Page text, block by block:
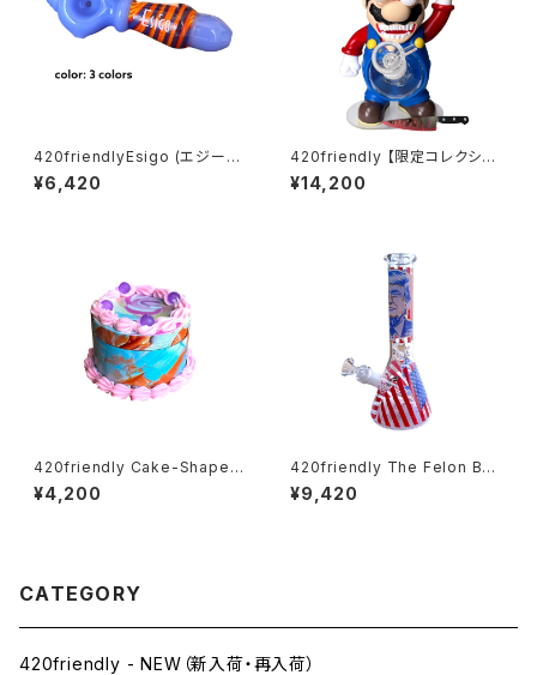
420friendlyEsigo (エジーゴ)
-ウィグワグ ガラスパイプ
¥6,420
420friendly 【限定コレクショ
ン】Killer Plumber Resin & G
lass Bong / キラープラマー ボ
¥14,200
420friendly Cake-Shaped
Metal Grinder (4層構造）グラ
インダー
¥4,200
420friendly The Felon Bea
ker Bong - ガラスボング（26c
m）
¥9,420
CATEGORY
420friendly - NEW（新入荷・再入荷）